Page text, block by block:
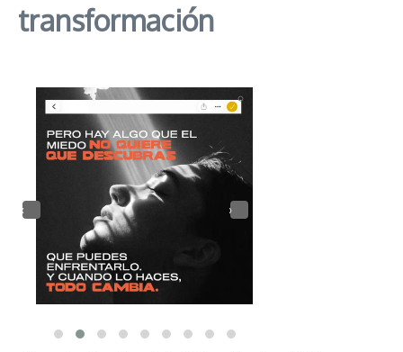
transformación
‹ ›